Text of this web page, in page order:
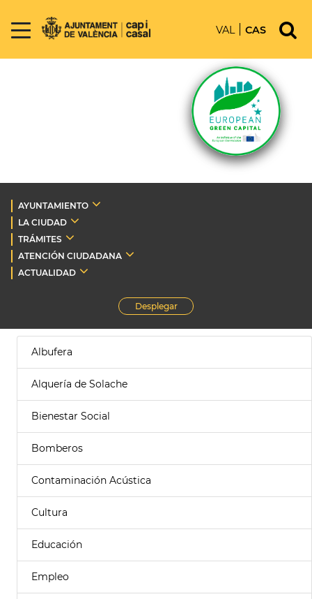
VAL CAS
AYUNTAMIENTO
LA CIUDAD
TRÁMITES
ATENCIÓN CIUDADANA
ACTUALIDAD
Desplegar
Albufera
Alquería de Solache
Bienestar Social
Bomberos
Contaminación Acústica
Cultura
Educación
Empleo